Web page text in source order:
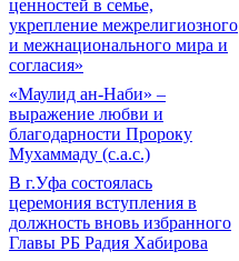
ценностей в семье,
укрепление межрелигиозного
и межнационального мира и
согласия»
«Маулид ан-Наби» –
выражение любви и
благодарности Пророку
Мухаммаду (с.а.с.)
В г.Уфа состоялась
церемония вступления в
должность вновь избранного
Главы РБ Радия Хабирова